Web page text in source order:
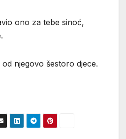
ono za tebe sinoć,
njegovo šestoro djece.